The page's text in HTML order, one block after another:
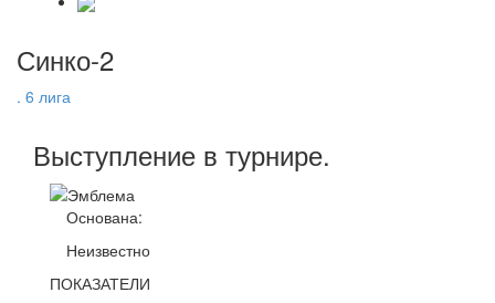
Синко-2
. 6 лига
Выступление в турнире.
Основана:
Неизвестно
ПОКАЗАТЕЛИ